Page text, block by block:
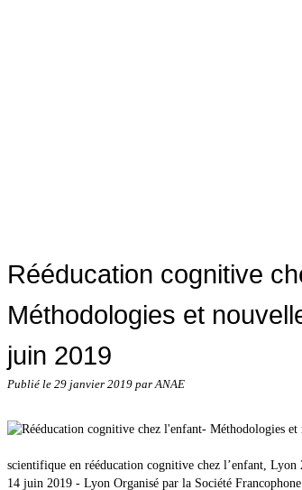
Rééducation cognitive
Méthodologies et
juin 2019
Publié le 29 janvier 2019 par ANAE
scientifique en rééducation cognitive chez l’enfant,
14 juin 2019 - Lyon Organisé par la Société